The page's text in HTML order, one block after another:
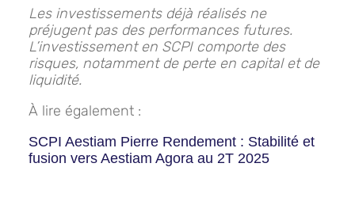
Les investissements déjà réalisés ne
préjugent pas des performances futures.
L’investissement en SCPI comporte des
risques, notamment de perte en capital et de
liquidité.
À lire également :
SCPI Aestiam Pierre Rendement : Stabilité et
fusion vers Aestiam Agora au 2T 2025